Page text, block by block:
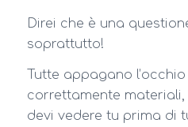
Direi che è una
soprattutto!
Tutte appagano
correttamente
devi vedere tu prima di